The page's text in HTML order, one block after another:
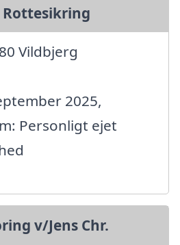
Vildbjerg
2025,
Personligt ejet
v/Jens Chr.